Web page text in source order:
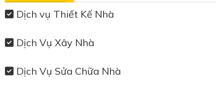
Dịch vụ Thiết Kế Nhà
Dịch Vụ Xây Nhà
Dịch Vụ Sửa Chữa Nhà